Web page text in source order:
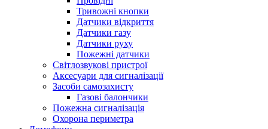
Тривожні кнопки
Датчики відкриття
Датчики газу
Датчики руху
Пожежні датчики
Світлозвукові пристрої
Аксесуари для сигналізації
Засоби самозахисту
Газові балончики
Пожежна сигналізація
Охорона периметра